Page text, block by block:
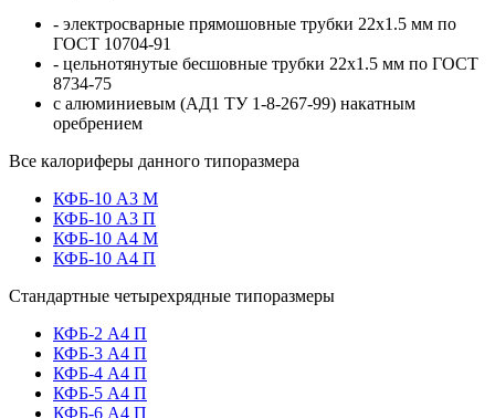
- электросварные прямошовные трубки 22x1.5 мм по
ГОСТ 10704-91
- цельнотянутые бесшовные трубки 22x1.5 мм по ГОСТ
8734-75
с алюминиевым (АД1 ТУ 1-8-267-99) накатным
оребрением
Все калориферы данного типоразмера
КФБ-10 А3 М
КФБ-10 А3 П
КФБ-10 А4 М
КФБ-10 А4 П
Стандартные четырехрядные типоразмеры
КФБ-2 А4 П
КФБ-3 А4 П
КФБ-4 А4 П
КФБ-5 А4 П
КФБ-6 А4 П